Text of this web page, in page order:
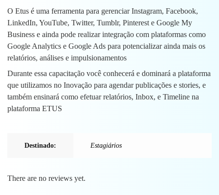
O Etus é uma ferramenta para gerenciar Instagram, Facebook,
LinkedIn, YouTube, Twitter, Tumblr, Pinterest e Google My
Business e ainda pode realizar integração com plataformas como
Google Analytics e Google Ads para potencializar ainda mais os
relatórios, análises e impulsionamentos
Durante essa capacitação você conhecerá e dominará a plataforma
que utilizamos no Inovação para agendar publicações e stories, e
também ensinará como efetuar relatórios, Inbox, e Timeline na
plataforma ETUS
Destinado: Estagiários
There are no reviews yet.